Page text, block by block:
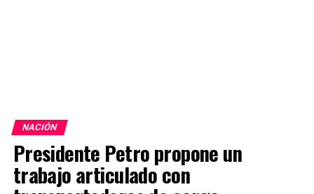
NACIÓN
Presidente Petro propone un
trabajo articulado con